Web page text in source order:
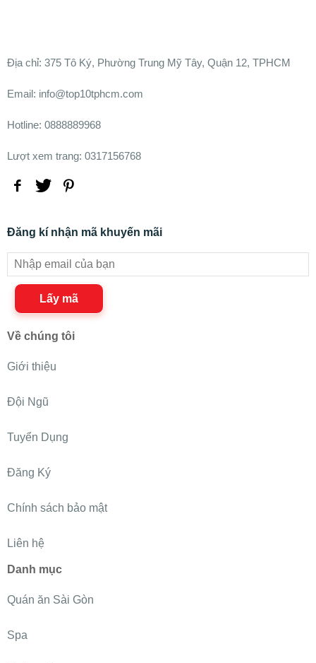
Ðịa chỉ: 375 Tô Ký, Phường Trung Mỹ Tây, Quận 12, TPHCM
Email: info@top10tphcm.com
Hotline: 0888889968
Lượt xem trang: 0317156768
Đăng kí nhận mã khuyến mãi
Lấy mã
Về chúng tôi
Giới thiệu
Đội Ngũ
Tuyển Dụng
Đăng Ký
Chính sách bảo mật
Liên hệ
Danh mục
Quán ăn Sài Gòn
Spa